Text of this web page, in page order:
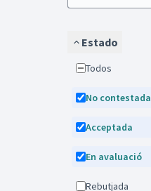
Estado
Todos
No contestada
Acceptada
En avaluació
Rebutjada